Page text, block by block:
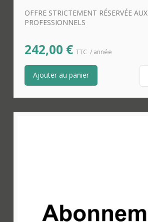
OFFRE STRICTEMENT RÉSERVÉE AUX
PROFESSIONNELS
242,00 € TTC / année
Ajouter au panier